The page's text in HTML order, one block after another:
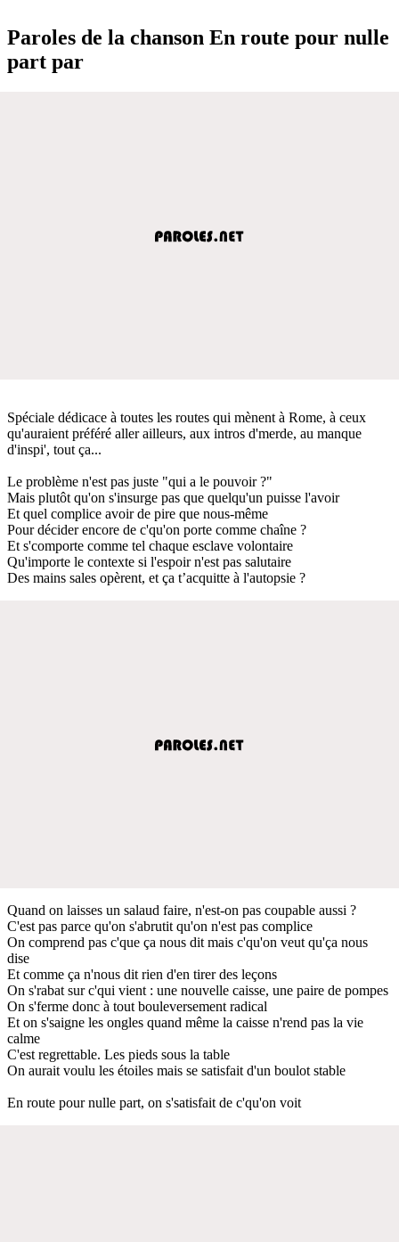
Paroles de la chanson En route pour nulle
part par
Spéciale dédicace à toutes les routes qui mènent à Rome, à ceux
qu'auraient préféré aller ailleurs, aux intros d'merde, au manque
d'inspi', tout ça...
Le problème n'est pas juste "qui a le pouvoir ?"
Mais plutôt qu'on s'insurge pas que quelqu'un puisse l'avoir
Et quel complice avoir de pire que nous-même
Pour décider encore de c'qu'on porte comme chaîne ?
Et s'comporte comme tel chaque esclave volontaire
Qu'importe le contexte si l'espoir n'est pas salutaire
Des mains sales opèrent, et ça t’acquitte à l'autopsie ?
Quand on laisses un salaud faire, n'est-on pas coupable aussi ?
C'est pas parce qu'on s'abrutit qu'on n'est pas complice
On comprend pas c'que ça nous dit mais c'qu'on veut qu'ça nous
dise
Et comme ça n'nous dit rien d'en tirer des leçons
On s'rabat sur c'qui vient : une nouvelle caisse, une paire de pompes
On s'ferme donc à tout bouleversement radical
Et on s'saigne les ongles quand même la caisse n'rend pas la vie
calme
C'est regrettable. Les pieds sous la table
On aurait voulu les étoiles mais se satisfait d'un boulot stable
En route pour nulle part, on s'satisfait de c'qu'on voit